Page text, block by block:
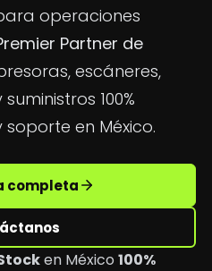
operaciones
Partner de
escáneres,
100%
en México.
completa
en México 100%